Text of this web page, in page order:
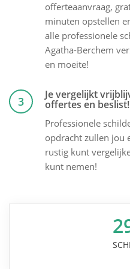
offerteaanvraag,
minuten opstellen
alle professionele
Agatha-Berchem
en moeite!
3 Je vergelijkt
offertes en beslist!
Professionele
opdracht zullen jou
rustig kunt
kunt nemen!